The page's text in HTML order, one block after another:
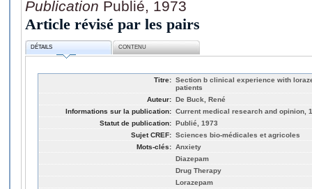
Publication Publié, 1973
Article révisé par les pairs
DÉTAILS CONTENU
Titre: Section b clinical experience with
patients
Auteur: De Buck, René
Informations sur la publication: Current medical research and opinion,
Statut de publication: Publié, 1973
Sujet CREF: Sciences bio-médicales et agricoles
Mots-clés: Anxiety
Diazepam
Drug Therapy
Lorazepam